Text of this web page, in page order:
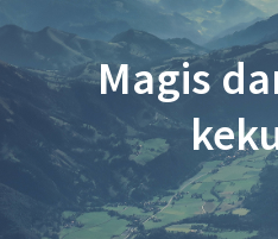
Magis